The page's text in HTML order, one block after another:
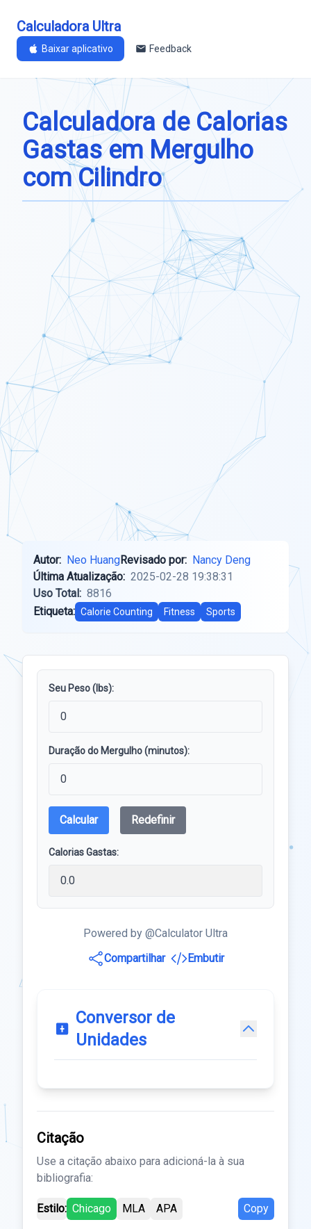
Calculadora Ultra
Baixar aplicativo Feedback
Calculadora de Calorias
Gastas em Mergulho
com Cilindro
Autor: Neo HuangRevisado por: Nancy Deng
Última Atualização: 2025-02-28 19:38:31
Uso Total: 8816
Etiqueta: Calorie Counting Fitness Sports
Seu Peso (lbs):
Duração do Mergulho (minutos):
Calcular Redefinir
Calorias Gastas:
Powered by @Calculator Ultra
Compartilhar
Embutir
Conversor de
Unidades
Citação
Use a citação abaixo para adicioná-la à sua
bibliografia:
Estilo: Chicago MLA APA Copy